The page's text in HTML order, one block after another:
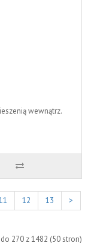
wewnątrz.
12 13
>
270 z 1482 (50 stron)